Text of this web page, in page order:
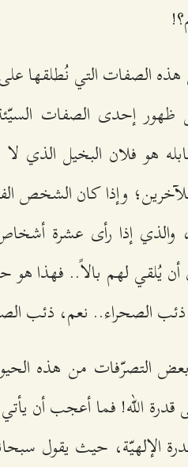
الصفات التي نُطلقها
إحدى الصفات
هو فلان البخيل الذي
وإذا كان الشخص
والذي إذا رأى عشرة
يُلقي لهم بالاً.. فهذا هو
الصحراء.. نعم، ذئب
التصرّفات من هذه
الله! فما أعجب أن
الإلهيّة، حيث يقول